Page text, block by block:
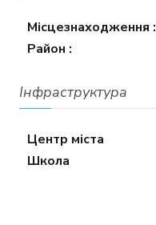
Місцезнаходження :
Район :
Інфраструктура
Центр міста
Школа